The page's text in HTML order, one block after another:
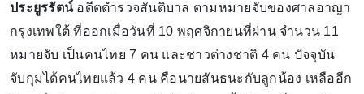
ประยูรรัตน์อดีตตำรวจสันติบาล ตามหมายจับของศาลอาญา
กรุงเทพใต้ ที่ออกเมื่อวันที่ 10 พฤศจิกายนที่ผ่าน จำนวน 11
หมายจับ เป็นคนไทย 7 คน และชาวต่างชาติ 4 คน ปัจจุบัน
จับกุมได้คนไทยแล้ว 4 คน คือนายสันธนะกับลูกน้อง เหลืออีก